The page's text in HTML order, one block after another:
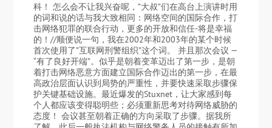
科！ 怎么会不让我兴奋呢，”大叔”们在高台上演讲时用
的词和说的话与我大致相同：网络空间的国际合作，打
击网络犯罪的联合行动，更多的开放和信任-将是幸福
的！//顺便说一句，我在2002年和2003年的某个时候
首次使用了”互联网刑警组织”这个词。 并且那次会议 —
“有了良好开端”。似乎是朝着变革迈出了第一步，是朝
着打击网络恶意方面建立国际合作迈出的第一步，在最
高政治层面认识到局势的严重性，并要快速采取步骤保
护关键基础设施。最近爆发的Stuxnet，让大家感到每
个人都应该变得聪明些；必须重新思考对待网络威胁的
态度！ 会议甚至朝着正确的方向采取了步骤。据我所